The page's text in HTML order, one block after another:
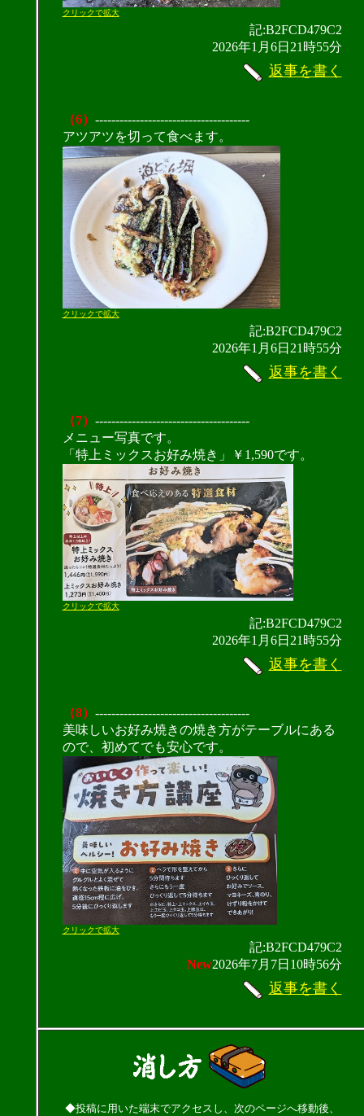
クリックで拡大
記:B2FCD479C2
2026年1月6日21時55分
返事を書く
（6） --------------------------------------
アツアツを切って食べます。
クリックで拡大
記:B2FCD479C2
2026年1月6日21時55分
返事を書く
（7） --------------------------------------
メニュー写真です。
「特上ミックスお好み焼き」￥1,590です。
クリックで拡大
記:B2FCD479C2
2026年1月6日21時55分
返事を書く
（8） --------------------------------------
美味しいお好み焼きの焼き方がテーブルにある
ので、初めてでも安心です。
クリックで拡大
記:B2FCD479C2
New2026年7月7日10時56分
返事を書く
◆投稿に用いた端末でアクセスし、次のページへ移動後、